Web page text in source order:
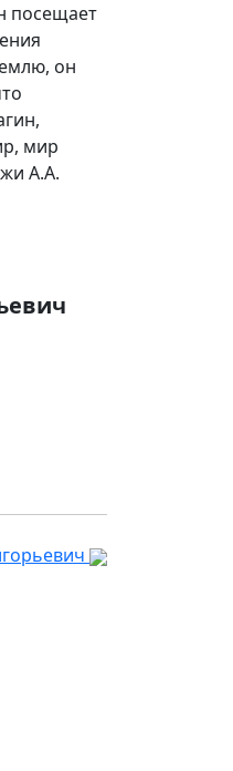
посещает
он
мир
А.А.